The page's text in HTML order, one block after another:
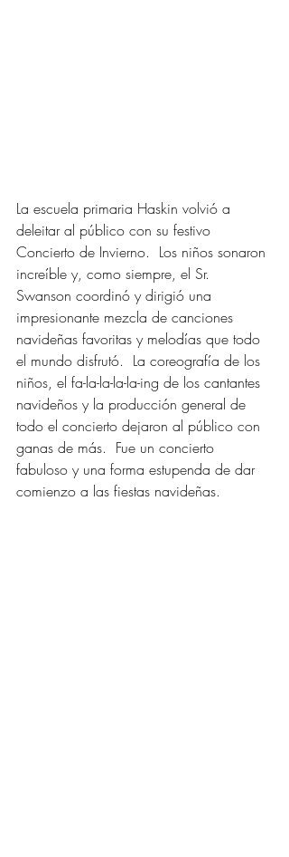
La escuela primaria Haskin volvió a
deleitar al público con su festivo
Concierto de Invierno.  Los niños sonaron
increíble y, como siempre, el Sr.
Swanson coordinó y dirigió una
impresionante mezcla de canciones
navideñas favoritas y melodías que todo
el mundo disfrutó.  La coreografía de los
niños, el fa-la-la-la-la-ing de los cantantes
navideños y la producción general de
todo el concierto dejaron al público con
ganas de más.  Fue un concierto
fabuloso y una forma estupenda de dar
comienzo a las fiestas navideñas.